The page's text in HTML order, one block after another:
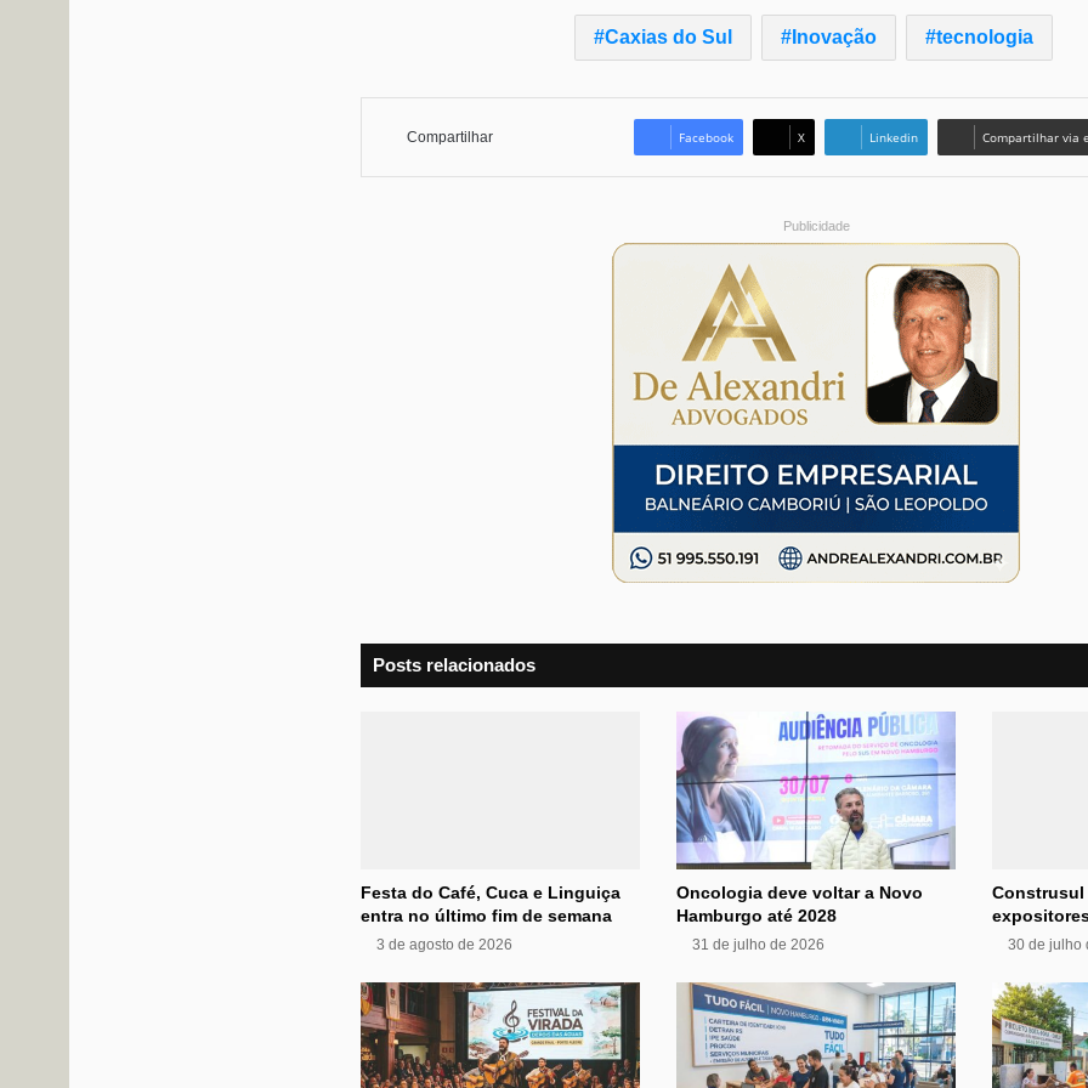
Caxias do Sul Inovação tecnologia
Compartilhar Facebook X Linkedin Compartilhar via
Publicidade
Posts relacionados
Festa do Café, Cuca e Linguiça
entra no último fim de semana
3 de agosto de 2026
Oncologia deve voltar a Novo
Hamburgo até 2028
31 de julho de 2026
Construsul
30 de julho